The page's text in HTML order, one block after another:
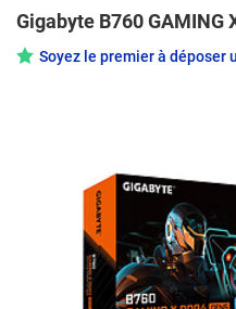
Gigabyte B760 GAMING
Soyez le premier à déposer